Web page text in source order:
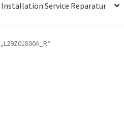
Installation Service Reparatur